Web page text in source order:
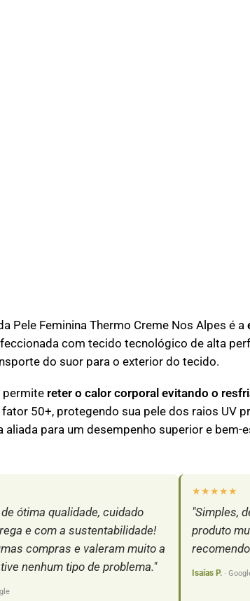
Pele Feminina Thermo Creme Nos Alpes é a
com tecido tecnológico de alta
do suor para o exterior do tecido.
permite reter o calor corporal evitando o
50+, protegendo sua pele dos raios UV
aliada para um desempenho superior e bem-
ótima qualidade, cuidado
e com a sustentabilidade!
compras e valeram muito a
nenhum tipo de problema."
★★★★★
"Simples,
produto
Isaías P. ·